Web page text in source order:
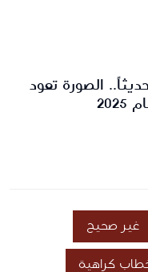
الصورة تعود
غير صحيح
كراهية